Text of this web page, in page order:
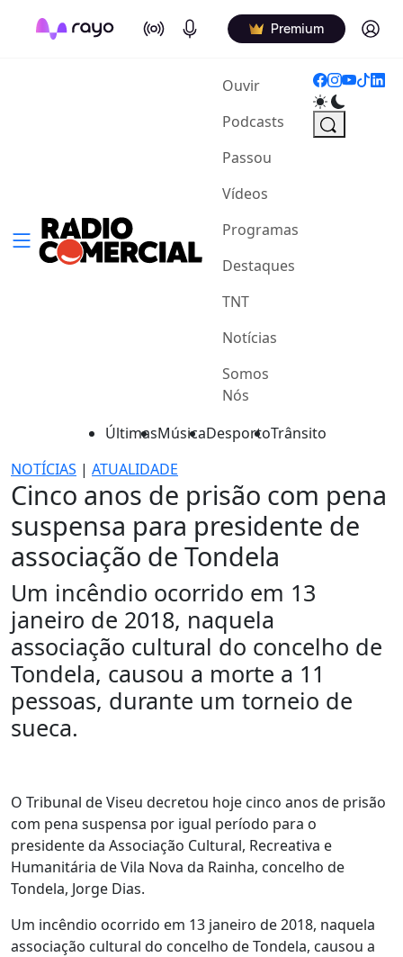
On Air Podcasts Premium Log in
Ouvir(current)
Podcasts
Passou
Vídeos
Programas
Destaques
TNT
Notícias
Somos
Nós
ÚltimasMúsicaDesportoTrânsito
NOTÍCIAS | ATUALIDADE
Cinco anos de prisão com pena
suspensa para presidente de
associação de Tondela
Um incêndio ocorrido em 13
janeiro de 2018, naquela
associação cultural do concelho de
Tondela, causou a morte a 11
pessoas, durante um torneio de
sueca.
O Tribunal de Viseu decretou hoje cinco anos de prisão
com pena suspensa por igual período para o
presidente da Associação Cultural, Recreativa e
Humanitária de Vila Nova da Rainha, concelho de
Tondela, Jorge Dias.
Um incêndio ocorrido em 13 janeiro de 2018, naquela
associação cultural do concelho de Tondela, causou a